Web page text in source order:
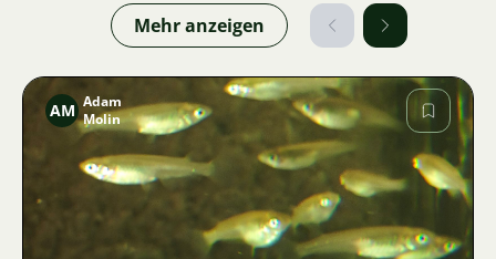
Mehr anzeigen
Bild
AM Adam
Molin